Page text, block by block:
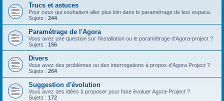
Trucs et astuces
Pour ceux qui souhaitent aller plus loin dans le paramétrage de leur espace.
Sujets : 244
Paramétrage de l'Agora
Vous avez une question sur l'installation ou le paramétrage d'Agora-project ?
Sujets : 156
Divers
Vous avez des problèmes ou des interrogations à propos d'Agora Project ?
Sujets : 264
Suggestion d'évolution
Vous avez des idées à proposer pour faire évoluer Agora-Project ?
Sujets : 172